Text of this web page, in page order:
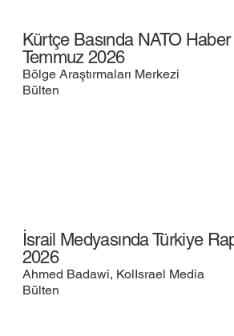
Kürtçe Basında NATO
Temmuz 2026
Bölge Araştırmaları Merkezi
Bülten
İsrail Medyasında Türkiye
2026
Ahmed Badawi, KolIsrael Media
Bülten